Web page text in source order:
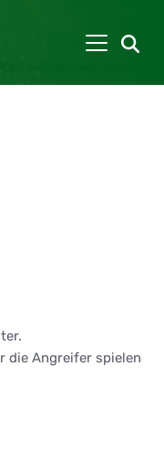
die Angreifer spielen